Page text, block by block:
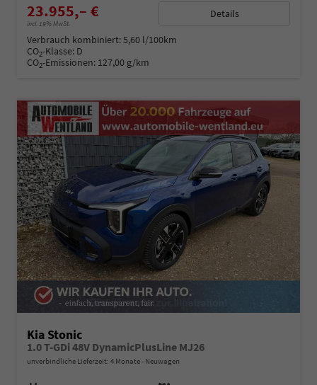
23.955,– €
incl. 19% MwSt.
Details
Verbrauch kombiniert:5,60 l/100km
CO2-Klasse: D
CO2-Emissionen: 127,00 g/km
Kia Stonic
1.0 T-GDi 48V DynamicPlusLine MJ26
unverbindliche Lieferzeit: 4 Monate Neuwagen